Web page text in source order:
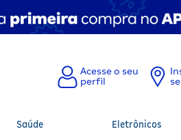
Saúde Eletrônicos